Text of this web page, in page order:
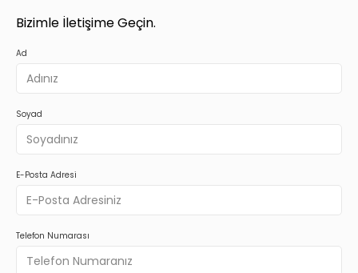
Bizimle İletişime Geçin.
Ad
Soyad
E-Posta Adresi
Telefon Numarası